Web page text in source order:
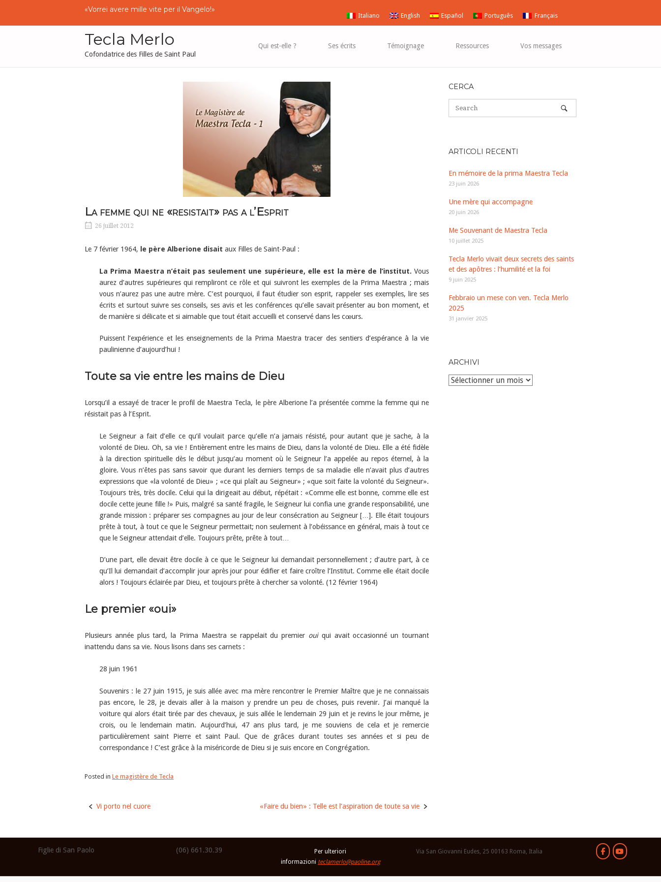
content
«Vorrei avere mille vite per il Vangelo!»
Italiano English Español Português Français
Tecla Merlo
Cofondatrice des Filles de Saint Paul
Qui est-elle ? Ses écrits Témoignage Ressources Vos messages
La femme qui ne «resistait» pas a l’Esprit
26 juillet 2012
Le 7 février 1964, le père Alberione disait aux Filles de Saint-Paul :
La Prima Maestra n’était pas seulement une supérieure, elle est la mère de l’institut. Vous
aurez d’autres supérieures qui rempliront ce rôle et qui suivront les exemples de la Prima Maestra ; mais
vous n’aurez pas une autre mère. C’est pourquoi, il faut étudier son esprit, rappeler ses exemples, lire ses
écrits et surtout suivre ses conseils, ses avis et les conférences qu’elle savait présenter au bon moment, et
de manière si délicate et si aimable que tout était accueilli et conservé dans les cœurs.
Puissent l’expérience et les enseignements de la Prima Maestra tracer des sentiers d’espérance à la vie
paulinienne d’aujourd’hui !
Toute sa vie entre les mains de Dieu
Lorsqu’il a essayé de tracer le profil de Maestra Tecla, le père Alberione l’a présentée comme la femme qui ne
résistait pas à l’Esprit.
Le Seigneur a fait d’elle ce qu’il voulait parce qu’elle n’a jamais résisté, pour autant que je sache, à la
volonté de Dieu. Oh, sa vie ! Entièrement entre les mains de Dieu, dans la volonté de Dieu. Elle a été fidèle
à la direction spirituelle dès le début jusqu’au moment où le Seigneur l’a appelée au repos éternel, à la
gloire. Vous n’êtes pas sans savoir que durant les derniers temps de sa maladie elle n’avait plus d’autres
expressions que «la volonté de Dieu» ; «ce qui plaît au Seigneur» ; «que soit faite la volonté du Seigneur».
Toujours très, très docile. Celui qui la dirigeait au début, répétait : «Comme elle est bonne, comme elle est
docile cette jeune fille !» Puis, malgré sa santé fragile, le Seigneur lui confia une grande responsabilité, une
grande mission : préparer ses compagnes au jour de leur consécration au Seigneur […]. Elle était toujours
prête à tout, à tout ce que le Seigneur permettait; non seulement à l’obéissance en général, mais à tout ce
que le Seigneur attendait d’elle. Toujours prête, prête à tout…
D’une part, elle devait être docile à ce que le Seigneur lui demandait personnellement ; d’autre part, à ce
qu’Il lui demandait d’accomplir jour après jour pour édifier et faire croître l’Institut. Comme elle était docile
alors ! Toujours éclairée par Dieu, et toujours prête à chercher sa volonté. (12 février 1964)
Le premier «oui»
Plusieurs année plus tard, la Prima Maestra se rappelait du premier ouiqui avait occasionné un tournant
inattendu dans sa vie. Nous lisons dans ses carnets :
28 juin 1961
Souvenirs : le 27 juin 1915, je suis allée avec ma mère rencontrer le Premier Maître que je ne connaissais
pas encore, le 28, je devais aller à la maison y prendre un peu de choses, puis revenir. J’ai manqué la
voiture qui alors était tirée par des chevaux, je suis allée le lendemain 29 juin et je revins le jour même, je
crois, ou le lendemain matin. Aujourd’hui, 47 ans plus tard, je me souviens de cela et je remercie
particulièrement saint Pierre et saint Paul. Que de grâces durant toutes ses années et si peu de
correspondance ! C’est grâce à la miséricorde de Dieu si je suis encore en Congrégation.
Posted in Le magistère de Tecla
Post
Vi porto nel cuore «Faire du bien» : Telle est l’aspiration de toute sa vie
CERCA
ARTICOLI RECENTI
En mémoire de la prima Maestra Tecla
23 juin 2026
Une mère qui accompagne
20 juin 2026
Me Souvenant de Maestra Tecla
10 juillet 2025
Tecla Merlo vivait deux secrets des saints
et des apôtres : l’humilité et la foi
9 juin 2025
Febbraio un mese con ven. Tecla Merlo
2025
31 janvier 2025
ARCHIVI
Archivi
Figlie di San Paolo (06) 661.30.39
Per ulteriori
informazioni teclamerlo@paoline.org
Via San Giovanni Eudes, 25 00163 Roma, Italia